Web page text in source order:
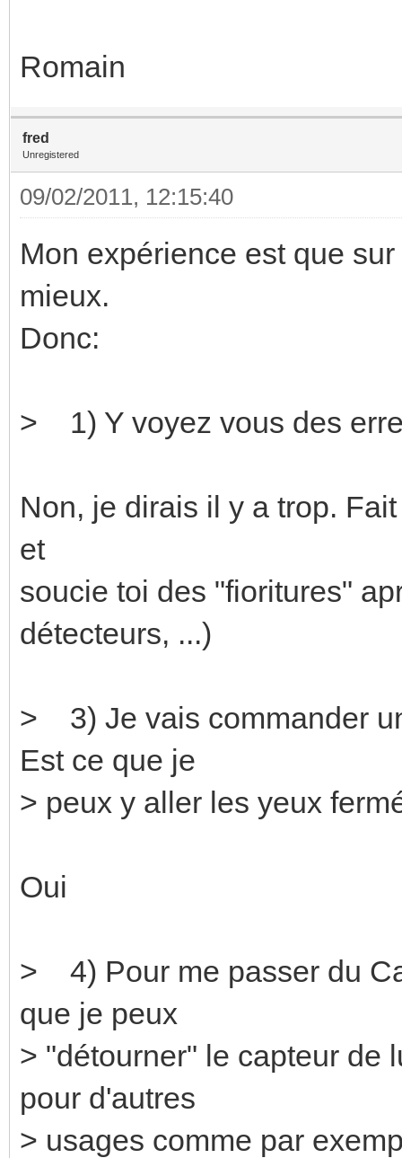
Romain
fred
Unregistered
09/02/2011, 12:15:40
Mon expérience est que
mieux.
Donc:
> 1) Y voyez vous des
Non, je dirais il y a trop.
et
soucie toi des "fioritures"
détecteurs, ...)
> 3) Je vais commander
Est ce que je
> peux y aller les yeux
Oui
> 4) Pour me passer du
que je peux
> "détourner" le capteur de
pour d'autres
> usages comme par